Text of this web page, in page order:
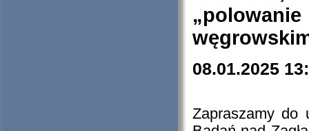
08.01.2025
Zapraszamy do